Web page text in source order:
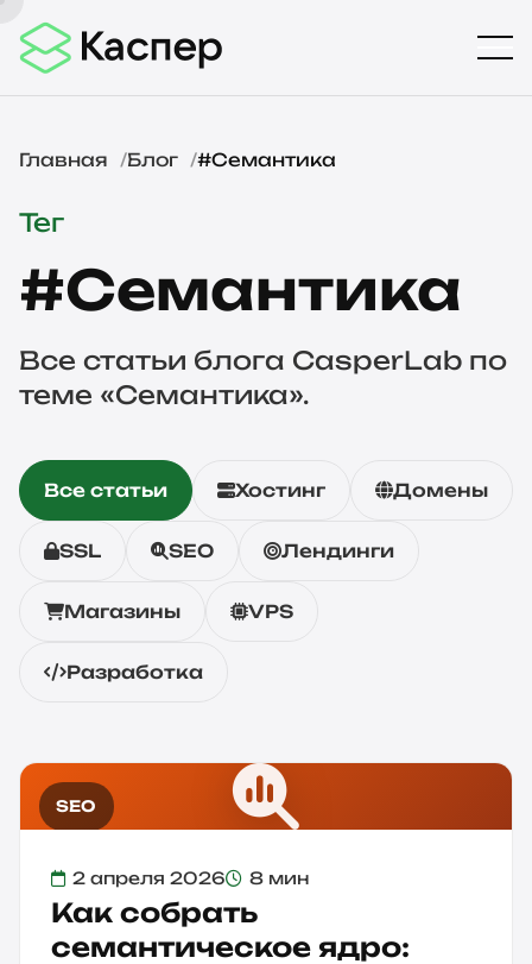
Главная Блог #Семантика
Тег
#Семантика
Все статьи блога CasperLab по
теме «Семантика».
Все статьи Хостинг Домены
SSL SEO Лендинги
Магазины VPS
Разработка
SEO
2 апреля 2026 8 мин
Как собрать
семантическое ядро: